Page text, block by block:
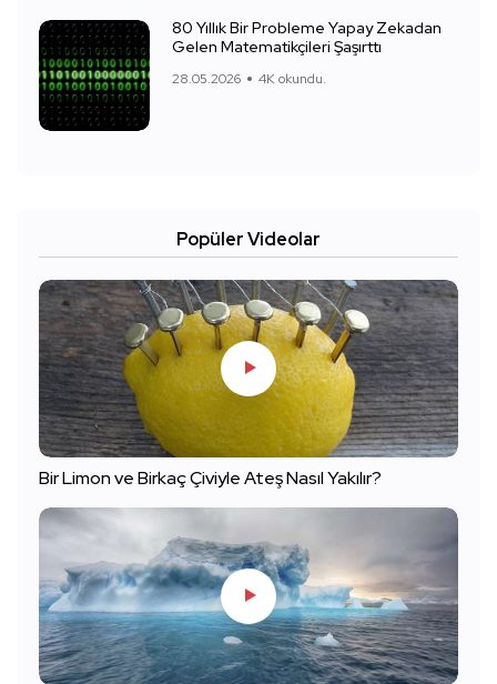
80 Yıllık Bir Probleme Yapay Zekadan
Gelen Matematikçileri Şaşırttı
28.05.2026 4K okundu.
Popüler Videolar
Bir Limon ve Birkaç Çiviyle Ateş Nasıl Yakılır?